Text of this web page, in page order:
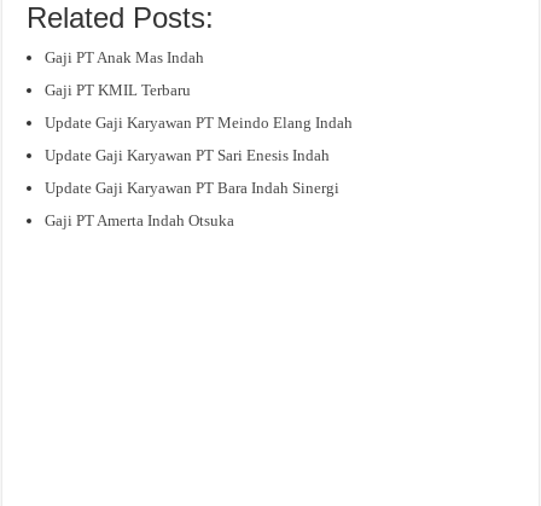
Related Posts:
Gaji PT Anak Mas Indah
Gaji PT KMIL Terbaru
Update Gaji Karyawan PT Meindo Elang Indah
Update Gaji Karyawan PT Sari Enesis Indah
Update Gaji Karyawan PT Bara Indah Sinergi
Gaji PT Amerta Indah Otsuka